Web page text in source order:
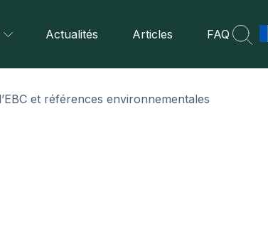
Actualités Articles FAQ
et références environnementales